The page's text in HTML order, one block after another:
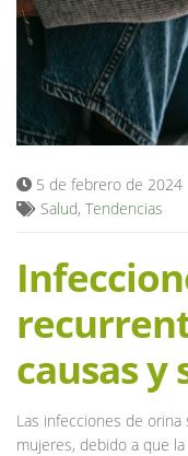
Blog
5 de febrero de 2024
Salud, Tendencias
causas y
Las infecciones de
mujeres, debido a que